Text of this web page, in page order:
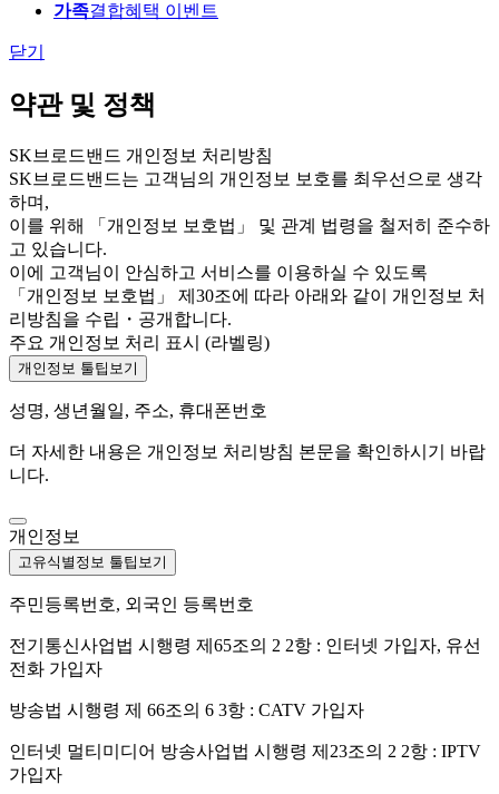
가족결합혜택 이벤트
닫기
약관 및 정책
SK브로드밴드 개인정보 처리방침
SK브로드밴드는 고객님의 개인정보 보호를 최우선으로 생각
하며,
이를 위해 「개인정보 보호법」 및 관계 법령을 철저히 준수하
고 있습니다.
이에 고객님이 안심하고 서비스를 이용하실 수 있도록
「개인정보 보호법」 제30조에 따라 아래와 같이 개인정보 처
리방침을 수립・공개합니다.
주요 개인정보 처리 표시 (라벨링)
개인정보 툴팁보기
성명, 생년월일, 주소, 휴대폰번호
더 자세한 내용은 개인정보 처리방침 본문을 확인하시기 바랍
니다.
개인정보
고유식별정보 툴팁보기
주민등록번호, 외국인 등록번호
전기통신사업법 시행령 제65조의 2 2항 : 인터넷 가입자, 유선
전화 가입자
방송법 시행령 제 66조의 6 3항 : CATV 가입자
인터넷 멀티미디어 방송사업법 시행령 제23조의 2 2항 : IPTV
가입자